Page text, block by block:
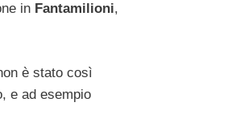
in Fantamilioni,
è stato così
e ad esempio